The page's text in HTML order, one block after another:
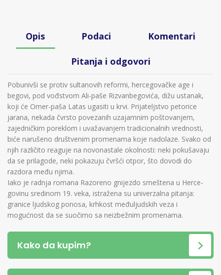
Opis Podaci Komentari
Pitanja i odgovori
Pobunivši se protiv sultanovih reformi, hercegovačke age i
begovi, pod vođstvom Ali-paše Rizvanbegovića, dižu ustanak,
koji će Omer-paša Latas ugasiti u krvi. Prijateljstvo petorice
jarana, nekada čvrsto povezanih uzajamnim poštovanjem,
zajedničkim poreklom i uvažavanjem tradicionalnih vrednosti,
biće narušeno društvenim promenama koje nadolaze. Svako od
njih različito reaguje na novonastale okolnosti: neki pokušavaju
da se prilagode, neki pokazuju čvršći otpor, što dovodi do
razdora među njima.
Iako je radnja romana Razoreno gnijezdo smeštena u Herce­
govinu sredinom 19. veka, istražena su univerzalna pitanja:
granice ljudskog ponosa, krhkost međuljudskih veza i
mogućnost da se suočimo sa neizbežnim promenama.
Kako da kupim?